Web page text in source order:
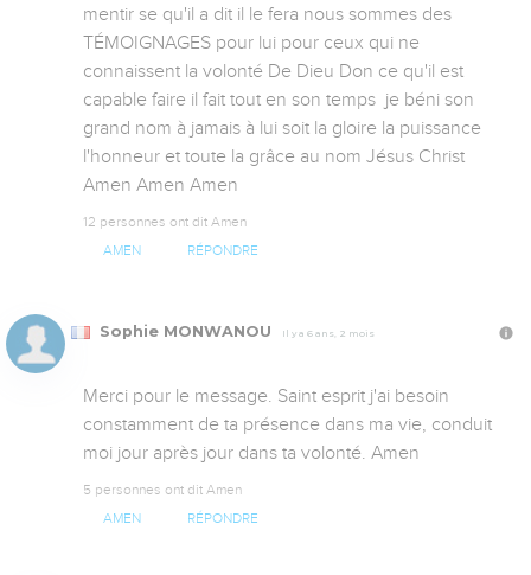
mentir se qu'il a dit il le fera nous sommes des
TÉMOIGNAGES pour lui pour ceux qui ne
connaissent la volonté De Dieu Don ce qu'il est
capable faire il fait tout en son temps  je béni son
grand nom à jamais à lui soit la gloire la puissance
l'honneur et toute la grâce au nom Jésus Christ
Amen Amen Amen
12 personnes ont dit Amen
AMEN RÉPONDRE
Sophie MONWANOU Il y a 6 ans, 2 mois
Merci pour le message. Saint esprit j'ai besoin
constamment de ta présence dans ma vie, conduit
moi jour après jour dans ta volonté. Amen
5 personnes ont dit Amen
AMEN RÉPONDRE